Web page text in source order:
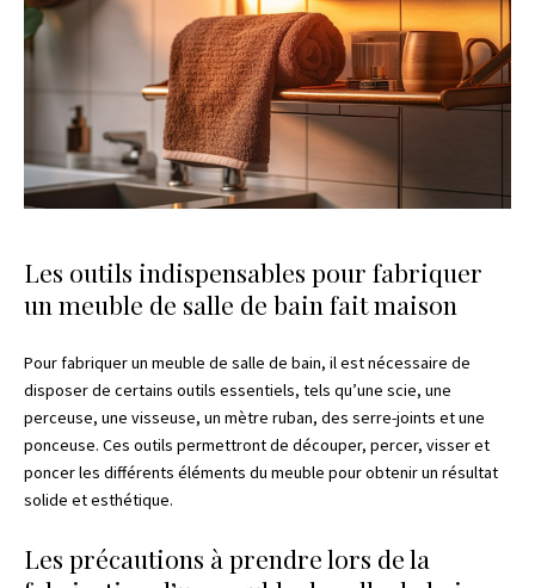
Les outils indispensables pour fabriquer
un meuble de salle de bain fait maison
Pour fabriquer un meuble de salle de bain, il est nécessaire de
disposer de certains outils essentiels, tels qu’une scie, une
perceuse, une visseuse, un mètre ruban, des serre-joints et une
ponceuse. Ces outils permettront de découper, percer, visser et
poncer les différents éléments du meuble pour obtenir un résultat
solide et esthétique.
Les précautions à prendre lors de la